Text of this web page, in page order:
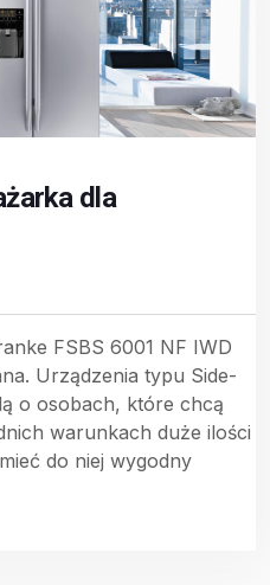
dla
FSBS 6001 NF IWD
Urządzenia typu Side-
o osobach, które chcą
warunkach duże ilości
do niej wygodny